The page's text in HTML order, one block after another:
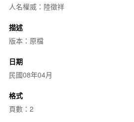
人名權威：陸徵祥
描述
版本：原檔
日期
民國08年04月
格式
頁數：2